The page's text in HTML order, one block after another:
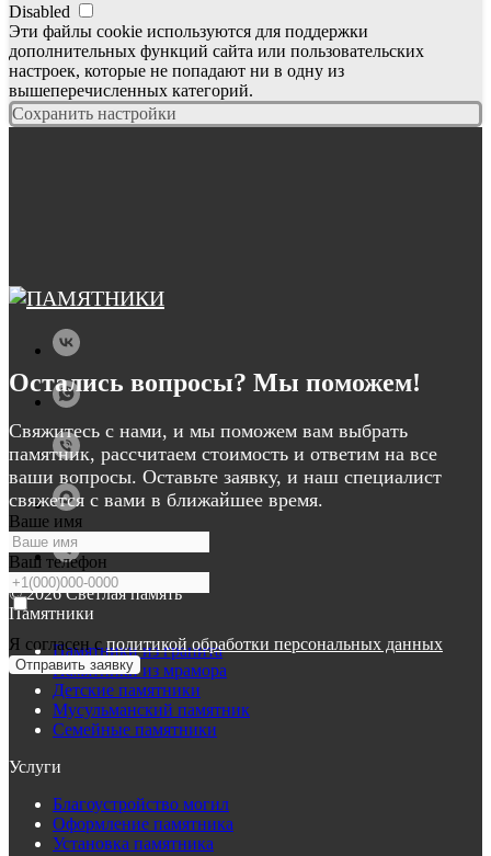
Disabled
Эти файлы cookie используются для поддержки
дополнительных функций сайта или пользовательских
настроек, которые не попадают ни в одну из
вышеперечисленных категорий.
Сохранить настройки
Остались вопросы? Мы поможем!
Свяжитесь с нами, и мы поможем вам выбрать
памятник, рассчитаем стоимость и ответим на все
ваши вопросы. Оставьте заявку, и наш специалист
свяжется с вами в ближайшее время.
Ваше имя
Ваш телефон
Я согласен с политикой обработки персональных данных
Отправить заявку
© 2026 Светлая память
Памятники
Памятники из гранита
Памятники из мрамора
Детские памятники
Мусульманский памятник
Семейные памятники
Услуги
Благоустройство могил
Оформление памятника
Установка памятника